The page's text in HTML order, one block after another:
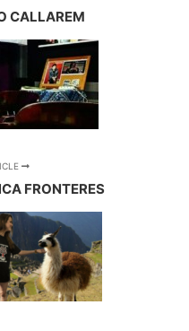
CALLAREM
FRONTERES